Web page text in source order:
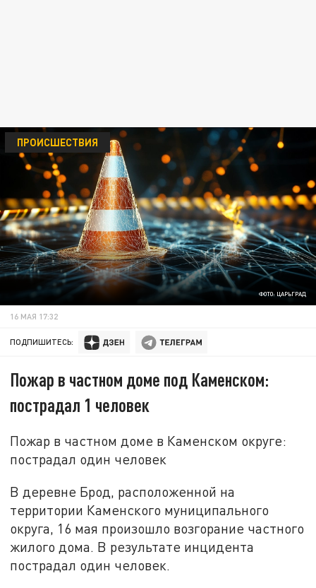
ФОТО: ЦАРЬГРАД
ПРОИСШЕСТВИЯ
16 МАЯ 17:32
ПОДПИШИТЕСЬ:
Пожар в частном доме под Каменском:
пострадал 1 человек
Пожар в частном доме в Каменском округе:
пострадал один человек
В деревне Брод, расположенной на
территории Каменского муниципального
округа, 16 мая произошло возгорание частного
жилого дома. В результате инцидента
пострадал один человек.